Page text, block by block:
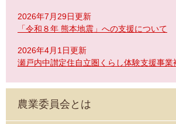
2026年7月29日更新
「令和８年 熊本地震」への支援について
2026年4月1日更新
瀬戸内中讃定住自立圏くらし体験支援事業
農業委員会とは